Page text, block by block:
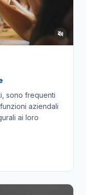
sono frequenti
aziendali
ai loro